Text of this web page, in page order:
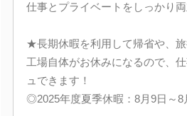
仕事とプライベートをしっかり両
★長期休暇を利用して帰省や、旅
工場自体がお休みになるので、
ュできます！
◎2025年度夏季休暇：8月9日～8